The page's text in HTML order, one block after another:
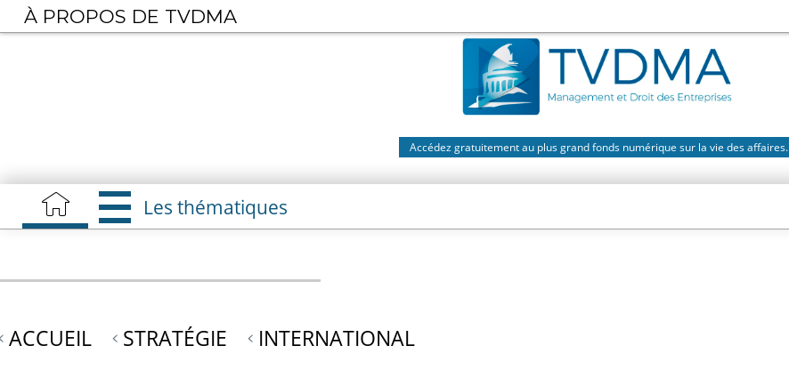
Aller
au
Accédez gratuitement au plus grand fonds numérique sur la vie des affaires.
Les thématiques
ACCUEIL STRATÉGIE INTERNATIONAL
À PROPOS DE TVDMA